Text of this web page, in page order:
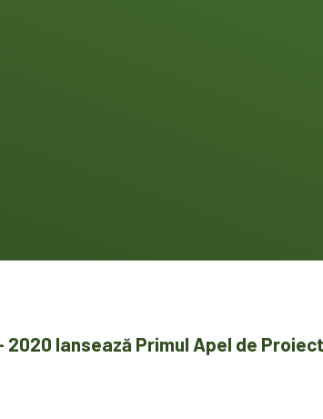
2020 lansează Primul Apel de